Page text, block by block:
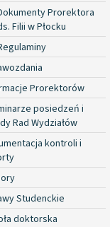
Prorektora
Filii w Płocku
Prorektorów
posiedzeń i
Rad Wydziałów
kontroli i
Studenckie
doktorska